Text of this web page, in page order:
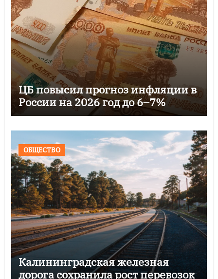
ЦБ повысил прогноз инфляции в
России на 2026 год до 6–7%
ОБЩЕСТВО
Калининградская железная
дорога сохранила рост перевозок